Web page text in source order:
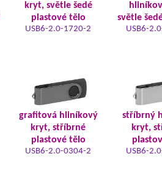
kryt, světle šedé
plastové tělo
USB6-2.0-1720-2
světle
USB6-
grafitová hliníkový
kryt, stříbrné
plastové tělo
USB6-2.0-0304-2
stříbrný
kryt,
USB6-